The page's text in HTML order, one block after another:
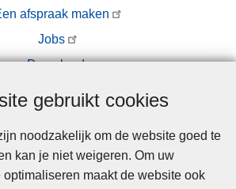
gebruikt cookies
noodzakelijk om de website goed te
kan je niet weigeren. Om uw
maakt de website ook
afspraak maken
Jobs
Downloads